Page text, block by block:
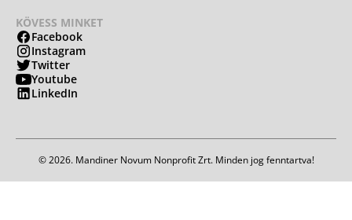
KÖVESS MINKET
Facebook
Instagram
Twitter
Youtube
LinkedIn
© 2026. Mandiner Novum Nonprofit Zrt. Minden jog fenntartva!